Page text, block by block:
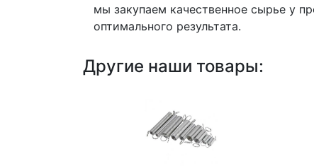
мы закупаем качественное сырье у
оптимального результата.
Другие наши товары: